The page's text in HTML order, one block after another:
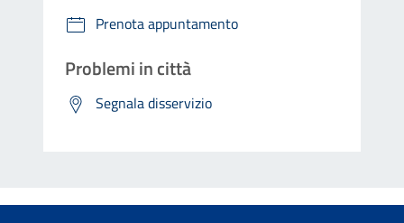
Prenota appuntamento
Problemi in città
Segnala disservizio